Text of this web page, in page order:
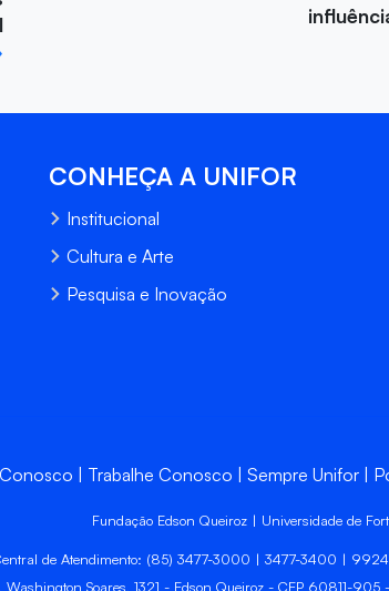
CONHEÇA A UNIFOR
Institucional
Cultura e Arte
Pesquisa e Inovação
Trabalhe Conosco Sempre Unifor
Fundação Edson Queiroz | Universidade de
de Atendimento: (85) 3477-3000 | 3477-3400 |
Washington Soares, 1321 - Edson Queiroz - CEP 60811-905